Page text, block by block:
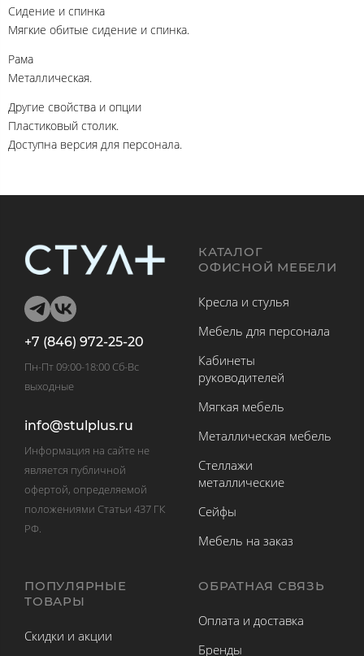
Сидение и спинка
Мягкие обитые сидение и спинка.
Рама
Металлическая.
Другие свойства и опции
Пластиковый столик.
Доступна версия для персонала.
+7 (846) 972-25-20
Пн-Пт 09:00-18:00 Сб-Вс
выходные
info@stulplus.ru
Информация на сайте не
является публичной
офертой, определяемой
положениями Статьи 437 ГК
РФ.
КАТАЛОГ
ОФИСНОЙ МЕБЕЛИ
Кресла и стулья
Мебель для персонала
Кабинеты
руководителей
Мягкая мебель
Металлическая мебель
Стеллажи
металлические
Сейфы
Мебель на заказ
ПОПУЛЯРНЫЕ
ТОВАРЫ
Скидки и акции
ОБРАТНАЯ СВЯЗЬ
Оплата и доставка
Бренды